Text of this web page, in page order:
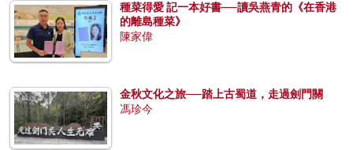
種菜得愛 記一本好書──讀吳燕青的《在香港
的離島種菜》
陳家偉
金秋文化之旅──踏上古蜀道，走過劍門關
馮珍今